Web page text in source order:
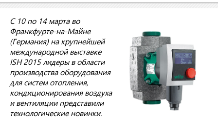
С 10 по 14 марта во
Франкфурте-на-Майне
(Германия) на крупнейшей
международной выставке
ISH2015 лидеры в области
производства оборудования
для систем отопления,
кондиционирования воздуха
и вентиляции представили
технологические новинки.